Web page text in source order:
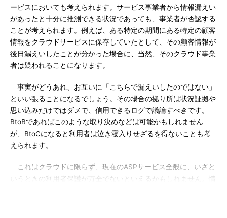
ービスにおいても考えられます。サービス事業者から情報漏えい
があったと十分に推測できる状況であっても、事業者が否認する
ことが考えられます。例えば、ある特定の期間にある特定の顧客
情報をクラウドサービスに保存していたとして、その顧客情報が
後日漏えいしたことが分かった場合に、当然、そのクラウド事業
者は疑われることになります。
事実がどうあれ、お互いに「こちらで漏えいしたのではない」
といい張ることになるでしょう。その場合の拠り所は状況証拠や
思い込みだけではダメで、信用できるログで議論すべきです。
BtoBであればこのような取り決めなどは可能かもしれません
が、BtoCになると利用者は泣き寝入りせざるを得ないことも考
えられます。
これはクラウドに限らず、現在のASPサービス全般に、いざと
いうときの利用者保護が万全でないといえるかもしれません。情